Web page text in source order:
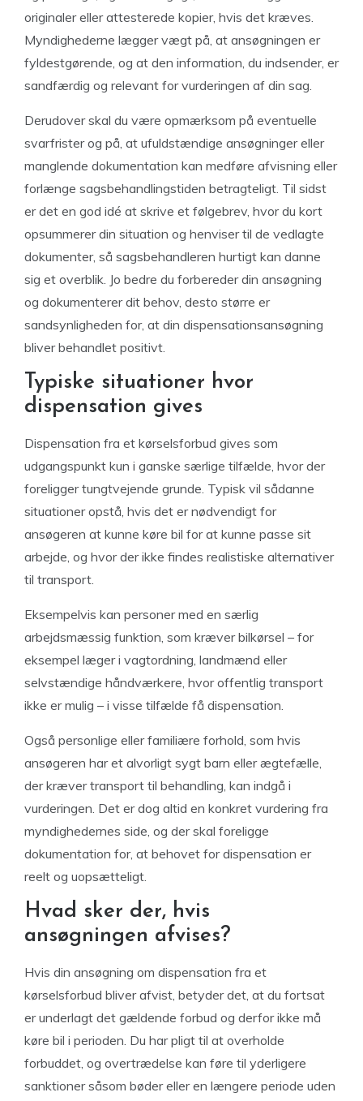
originaler eller attesterede kopier, hvis det kræves.
Myndighederne lægger vægt på, at ansøgningen er
fyldestgørende, og at den information, du indsender, er
sandfærdig og relevant for vurderingen af din sag.
Derudover skal du være opmærksom på eventuelle
svarfrister og på, at ufuldstændige ansøgninger eller
manglende dokumentation kan medføre afvisning eller
forlænge sagsbehandlingstiden betragteligt. Til sidst
er det en god idé at skrive et følgebrev, hvor du kort
opsummerer din situation og henviser til de vedlagte
dokumenter, så sagsbehandleren hurtigt kan danne
sig et overblik. Jo bedre du forbereder din ansøgning
og dokumenterer dit behov, desto større er
sandsynligheden for, at din dispensationsansøgning
bliver behandlet positivt.
Typiske situationer hvor
dispensation gives
Dispensation fra et kørselsforbud gives som
udgangspunkt kun i ganske særlige tilfælde, hvor der
foreligger tungtvejende grunde. Typisk vil sådanne
situationer opstå, hvis det er nødvendigt for
ansøgeren at kunne køre bil for at kunne passe sit
arbejde, og hvor der ikke findes realistiske alternativer
til transport.
Eksempelvis kan personer med en særlig
arbejdsmæssig funktion, som kræver bilkørsel – for
eksempel læger i vagtordning, landmænd eller
selvstændige håndværkere, hvor offentlig transport
ikke er mulig – i visse tilfælde få dispensation.
Også personlige eller familiære forhold, som hvis
ansøgeren har et alvorligt sygt barn eller ægtefælle,
der kræver transport til behandling, kan indgå i
vurderingen. Det er dog altid en konkret vurdering fra
myndighedernes side, og der skal foreligge
dokumentation for, at behovet for dispensation er
reelt og uopsætteligt.
Hvad sker der, hvis
ansøgningen afvises?
Hvis din ansøgning om dispensation fra et
kørselsforbud bliver afvist, betyder det, at du fortsat
er underlagt det gældende forbud og derfor ikke må
køre bil i perioden. Du har pligt til at overholde
forbuddet, og overtrædelse kan føre til yderligere
sanktioner såsom bøder eller en længere periode uden